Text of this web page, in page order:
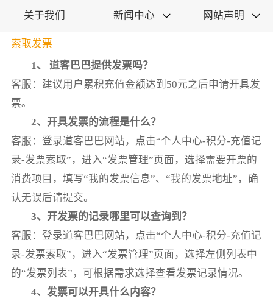
关于我们 新闻中心  网站声明 
索取发票
1、 道客巴巴提供发票吗？
客服：建议用户累积充值金额达到50元之后申请开具发
票。
2、开具发票的流程是什么？
客服：登录道客巴巴网站，点击“个人中心-积分-充值记
录-发票索取”，进入“发票管理”页面，选择需要开票的
消费项目，填写“我的发票信息”、“我的发票地址”，确
认无误后请提交。
3、开发票的记录哪里可以查询到？
客服：登录道客巴巴网站，点击“个人中心-积分-充值记
录-发票索取”，进入“发票管理”页面，选择左侧列表中
的“发票列表”，可根据需求选择查看发票记录情况。
4、发票可以开具什么内容？